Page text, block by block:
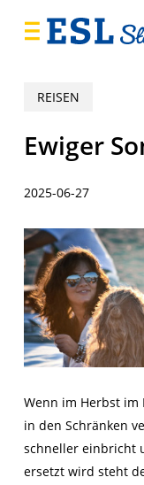
REISEN
Ewiger
2025-06-27
Wenn im Herbst
in den Schränken
schneller einbricht
ersetzt wird steht